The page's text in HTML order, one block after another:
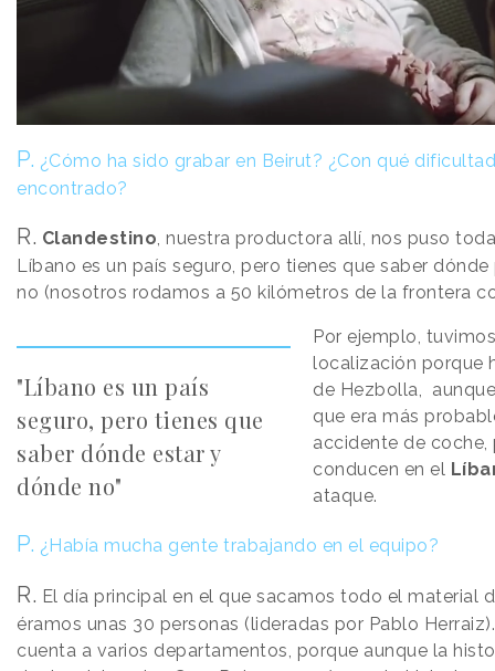
P. ¿Cómo ha sido grabar en Beirut? ¿Con qué
encontrado?
R. Clandestino, nuestra productora allí, nos puso
Líbano es un país seguro, pero tienes que saber
no (nosotros rodamos a 50 kilómetros de la frontera
"Líbano es un país
seguro, pero tienes que
saber dónde estar y
dónde no"
Por ejemplo,
localización porque
de Hezbolla,
que era más
accidente de
conducen en el
ataque.
P. ¿Había mucha gente trabajando en el equipo?
R. El día principal en el que sacamos todo el material
éramos unas 30 personas (lideradas por Pablo
cuenta a varios departamentos, porque aunque la